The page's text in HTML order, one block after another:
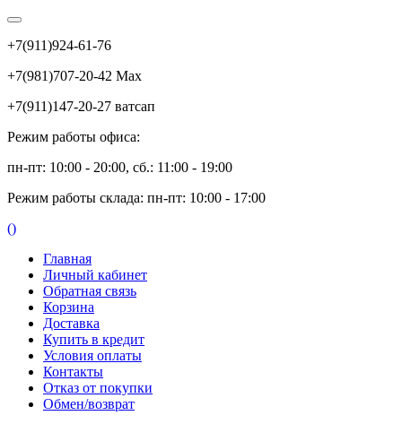
+7(911)924-61-76
+7(981)707-20-42 Max
+7(911)147-20-27 ватсап
Режим работы офиса:
пн-пт: 10:00 - 20:00, сб.: 11:00 - 19:00
Режим работы склада: пн-пт: 10:00 - 17:00
()
Главная
Личный кабинет
Обратная связь
Корзина
Доставка
Купить в кредит
Условия оплаты
Контакты
Отказ от покупки
Обмен/возврат